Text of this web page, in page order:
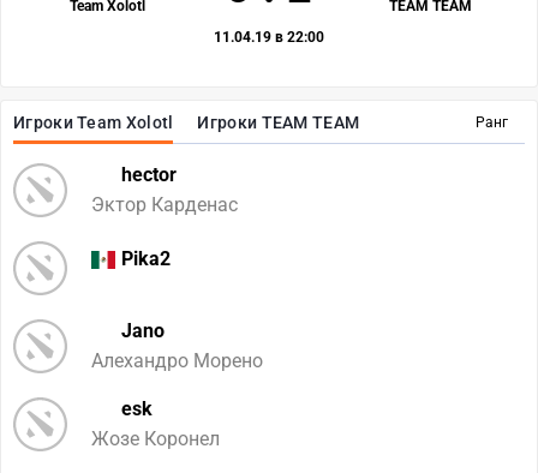
Ранг
Игроки Team Xolotl Игроки TEAM TEAM
hector
Эктор Карденас
Pika2
Jano
Алехандро Морено
esk
Жозе Коронел
Team Xolotl TEAM TEAM
11.04.19 в 22:00